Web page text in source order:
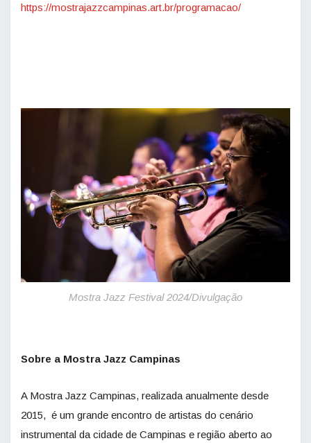
https://mostrajazzcampinas.art.br/programacao/
Mostra Jazz Festival 2024/Divulgação
Sobre a Mostra Jazz Campinas
A Mostra Jazz Campinas, realizada anualmente desde
2015, é um grande encontro de artistas do cenário
instrumental da cidade de Campinas e região aberto ao